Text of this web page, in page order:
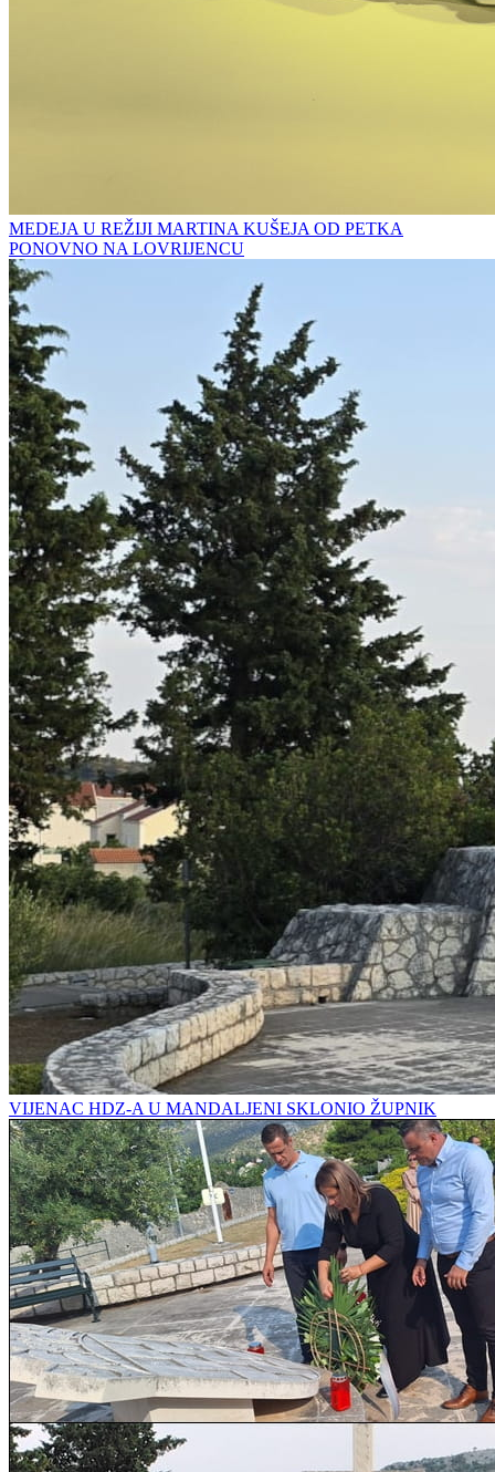
MEDEJA U REŽIJI MARTINA KUŠEJA OD PETKA
PONOVNO NA LOVRIJENCU
VIJENAC HDZ-A U MANDALJENI SKLONIO ŽUPNIK